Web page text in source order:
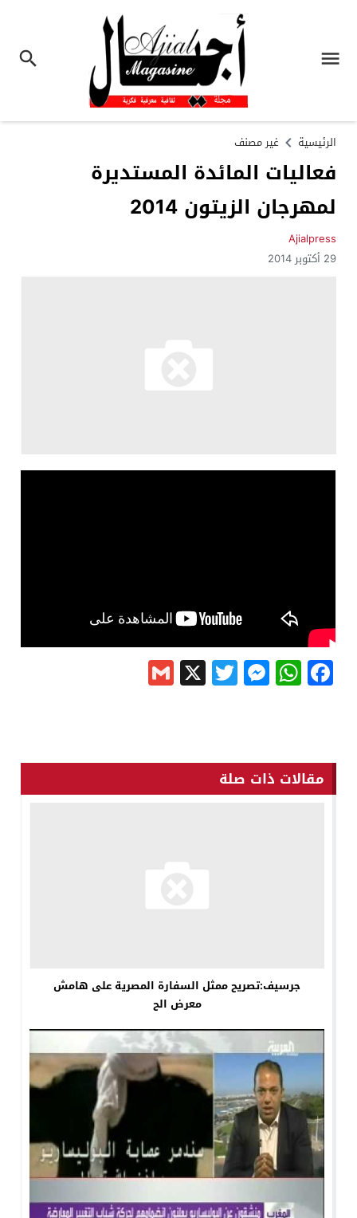
الرئيسية غير مصنف
فعاليات المائدة المستديرة
لمهرجان الزيتون 2014
Ajialpress
29 أكتوبر 2014
Facebook
WhatsApp
Messenger
Twitter
X
مقالات ذات صلة
جرسيف:تصريح ممثل السفارة المصرية على هامش
معرض الح